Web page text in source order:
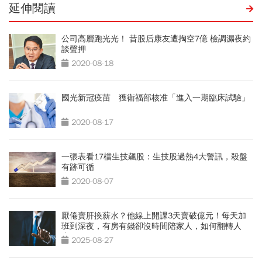
延伸閱讀
公司高層跑光光！ 昔股后康友遭掏空7億 檢調漏夜約
談聲押
2020-08-18
國光新冠疫苗 獲衛福部核准「進入一期臨床試驗」
2020-08-17
一張表看17檔生技飆股：生技股過熱4大警訊，殺盤
有跡可循
2020-08-07
厭倦賣肝換薪水？他線上開課3天賣破億元！每天加
班到深夜，有房有錢卻沒時間陪家人，如何翻轉人
生？2025-08-27